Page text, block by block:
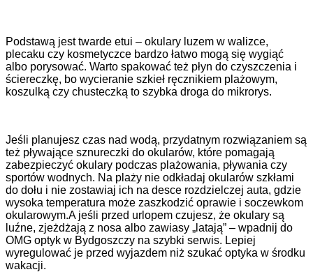
Podstawą jest twarde etui – okulary luzem w walizce,
plecaku czy kosmetyczce bardzo łatwo mogą się wygiąć
albo porysować. Warto spakować też płyn do czyszczenia i
ściereczkę, bo wycieranie szkieł ręcznikiem plażowym,
koszulką czy chusteczką to szybka droga do mikrorys.
Jeśli planujesz czas nad wodą, przydatnym rozwiązaniem są
też pływające sznureczki do okularów, które pomagają
zabezpieczyć okulary podczas plażowania, pływania czy
sportów wodnych. Na plaży nie odkładaj okularów szkłami
do dołu i nie zostawiaj ich na desce rozdzielczej auta, gdzie
wysoka temperatura może zaszkodzić oprawie i soczewkom
okularowym.A jeśli przed urlopem czujesz, że okulary są
luźne, zjeżdżają z nosa albo zawiasy „latają” – wpadnij do
OMG optyk w Bydgoszczy na szybki serwis. Lepiej
wyregulować je przed wyjazdem niż szukać optyka w środku
wakacji.